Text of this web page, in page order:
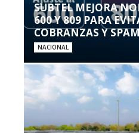
SUBTEL MEJORA
600 Y 809 PARA
COBRANZAS Y
NACIONAL